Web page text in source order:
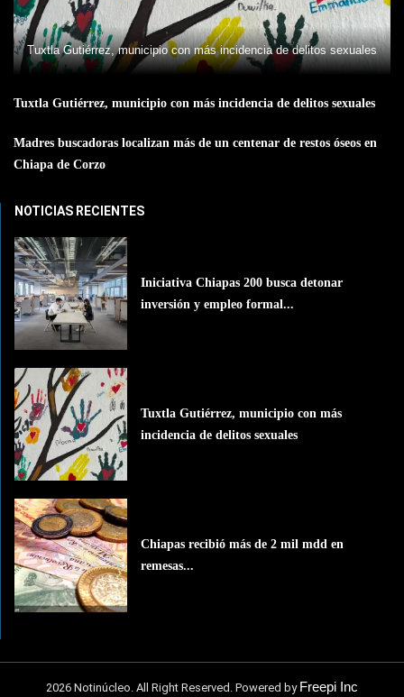
Tuxtla Gutiérrez, municipio con más incidencia de delitos sexuales
Tuxtla Gutiérrez, municipio con más incidencia de delitos sexuales
Madres buscadoras localizan más de un centenar de restos óseos en
Chiapa de Corzo
NOTICIAS RECIENTES
Iniciativa Chiapas 200 busca detonar
inversión y empleo formal...
Tuxtla Gutiérrez, municipio con más
incidencia de delitos sexuales
Chiapas recibió más de 2 mil mdd en
remesas...
2026 Notinúcleo. All Right Reserved. Powered by Freepi Inc